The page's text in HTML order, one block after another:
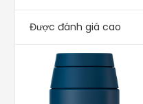
Được đánh giá cao